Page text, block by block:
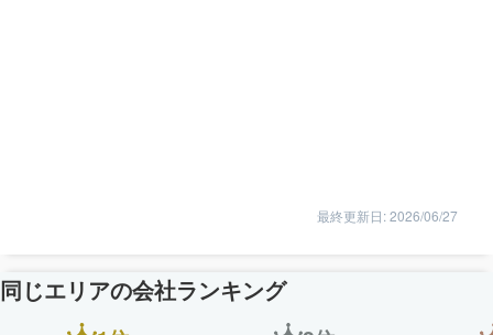
最終更新日: 2026/06/27
同じエリアの会社ランキング